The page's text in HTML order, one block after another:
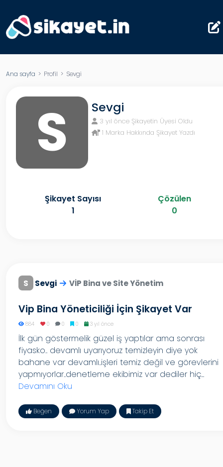
Ana sayfa > Profil > Sevgi
S Sevgi
3 yıl önce Şikayetin Üyesi Oldu
1 Marka Hakkında Şikayet Yazdı
Şikayet Sayısı
1
Çözülen
0
S Sevgi VİP Bina ve Site Yönetim
Vip Bina Yöneticiliği İçin Şikayet Var
884 0 0 0 3 yıl önce
İlk gün göstermelik güzel iş yaptılar ama sonrası
fiyasko.. devamlı uyarıyoruz temizleyin diye yok
bahane var devamlı..işleri temiz değil ve görevlerini
yapmıyorlar..denetleme ekibimiz var dediler hiç...
Devamını Oku
Beğen Yorum Yap Takip Et